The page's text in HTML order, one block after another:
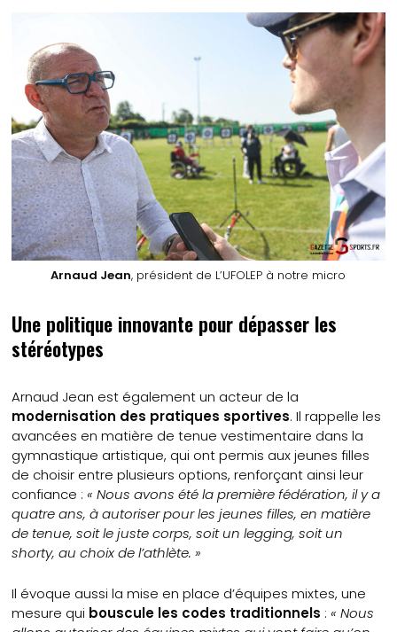
Arnaud Jean, président de L’UFOLEP à notre micro
Une politique innovante pour dépasser les
stéréotypes
Arnaud Jean est également un acteur de la
modernisation des pratiques sportives. Il rappelle les
avancées en matière de tenue vestimentaire dans la
gymnastique artistique, qui ont permis aux jeunes filles
de choisir entre plusieurs options, renforçant ainsi leur
confiance :« Nous avons été la première fédération, il y a
quatre ans, à autoriser pour les jeunes filles, en matière
de tenue, soit le juste corps, soit un legging, soit un
shorty, au choix de l’athlète. »
Il évoque aussi la mise en place d’équipes mixtes, une
mesure qui bouscule les codes traditionnels :« Nous